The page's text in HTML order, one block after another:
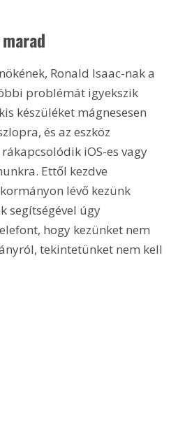
Ronald Isaac-nak a
problémát igyekszik
készüléket mágnesesen
és az eszköz
iOS-es vagy
Ettől kezdve
lévő kezünk
segítségével úgy
hogy kezünket nem
tekintetünket nem kell